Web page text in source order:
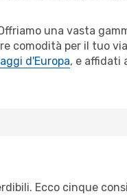
una vasta
comodità per il tuo
d'Europa, e affidati
Ecco cinque